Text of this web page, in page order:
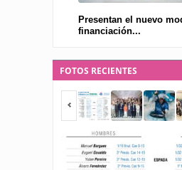
Presentan el nuevo
financiación...
FOTOS RECIENTES